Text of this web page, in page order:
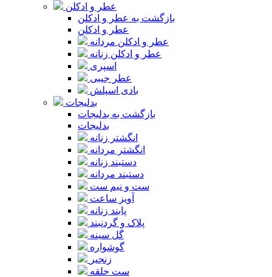
عطر و ادکلن
بازگشت به عطر و ادکلن
عطر و ادکلن
عطر و ادکلن مردانه
عطر و ادکلن زنانه
اسپری
عطر جیبی
بادی اسپلش
بدلیجات
بازگشت به بدلیجات
بدلیجات
انگشتر زنانه
انگشتر مردانه
دستبند زنانه
دستبند مردانه
ست و نیم ست
آویز ساعت
پابند زنانه
پلاک و گردنبند
گل سینه
گوشواره
زنجیر
ست حلقه